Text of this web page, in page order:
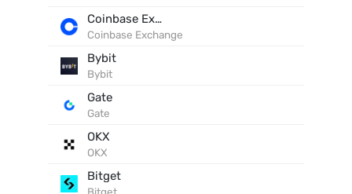
Coinbase Exchange
Coinbase Exchange
Bybit
Bybit
Gate
Gate
OKX
OKX
Bitget